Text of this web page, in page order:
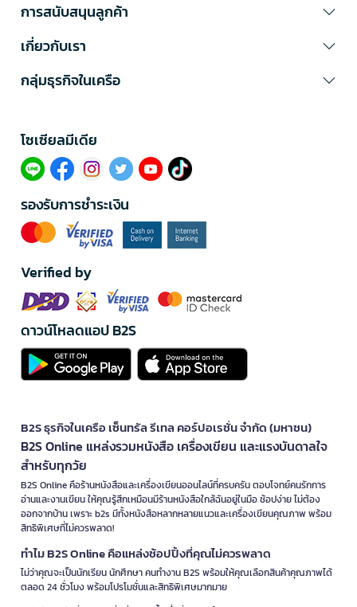
การสนับสนุนลูกค้า
เกี่ยวกับเรา
กลุ่มธุรกิจในเครือ
โซเซียลมีเดีย​
รองรับการชำระเงิน
Verified by
ดาวน์โหลดแอป B2S
B2S ธุรกิจในเครือ เซ็นทรัล รีเทล คอร์ปอเรชั่น จำกัด (มหาชน)
B2S Online แหล่งรวมหนังสือ เครื่องเขียน และแรงบันดาลใจ
สำหรับทุกวัย
B2S Online คือร้านหนังสือและเครื่องเขียนออนไลน์ที่ครบครัน ตอบโจทย์คนรักการ
อ่านและงานเขียน ให้คุณรู้สึกเหมือนมีร้านหนังสือใกล้ฉันอยู่ในมือ ช้อปง่าย ไม่ต้อง
ออกจากบ้าน เพราะ b2s มีทั้งหนังสือหลากหลายแนวและเครื่องเขียนคุณภาพ พร้อม
สิทธิพิเศษที่ไม่ควรพลาด!
ทำไม B2S Online คือแหล่งช้อปปิ้งที่คุณไม่ควรพลาด
ไม่ว่าคุณจะเป็นนักเรียน นักศึกษา คนทำงาน B2S พร้อมให้คุณเลือกสินค้าคุณภาพได้
ตลอด 24 ชั่วโมง พร้อมโปรโมชั่นและสิทธิพิเศษมากมาย